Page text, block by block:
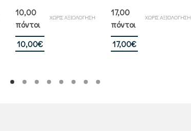
ΧΩΡΙΣ ΑΞΙΟΛΟΓΗΣΗ
10,00
πόντοι
10,00€
ΧΩΡΙΣ ΑΞΙΟΛΟΓΗΣΗ
17,00
πόντοι
17,00€